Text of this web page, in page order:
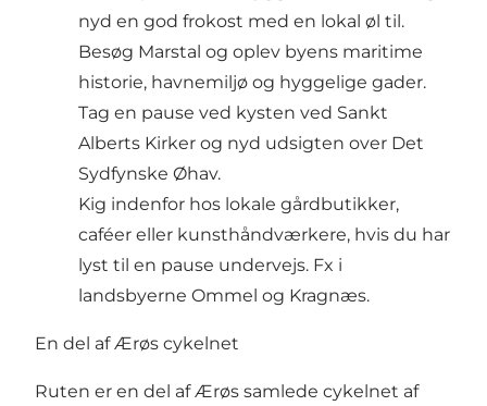
nyd en god frokost med en lokal øl til.
Besøg Marstal og oplev byens maritime
historie, havnemiljø og hyggelige gader.
Tag en pause ved kysten ved Sankt
Alberts Kirker og nyd udsigten over Det
Sydfynske Øhav.
Kig indenfor hos lokale gårdbutikker,
caféer eller kunsthåndværkere, hvis du har
lyst til en pause undervejs. Fx i
landsbyerne Ommel og Kragnæs.
En del af Ærøs cykelnet
Ruten er en del af Ærøs samlede cykelnet af